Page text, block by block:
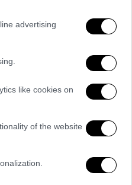
advertising
like cookies on
of the website
του